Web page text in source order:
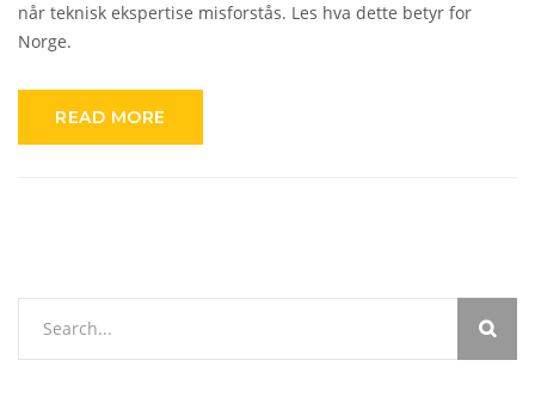
når teknisk ekspertise misforstås. Les hva dette betyr for
Norge.
READ MORE